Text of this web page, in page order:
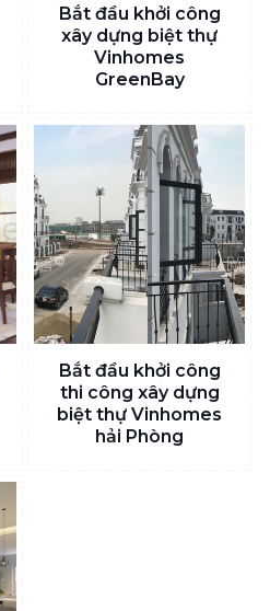
Bắt đầu khởi công
xây dựng biệt thự
Vinhomes
GreenBay
Bắt đầu khởi công
thi công xây dựng
biệt thự Vinhomes
hải Phòng